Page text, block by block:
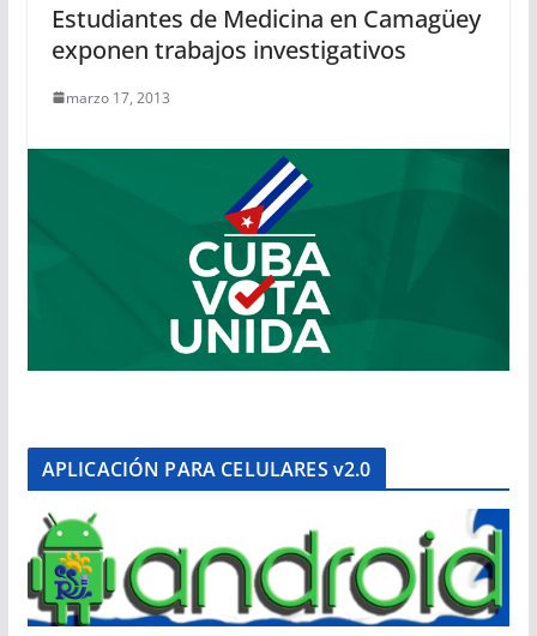
Estudiantes de Medicina en Camagüey
exponen trabajos investigativos
marzo 17, 2013
APLICACIÓN PARA CELULARES v2.0